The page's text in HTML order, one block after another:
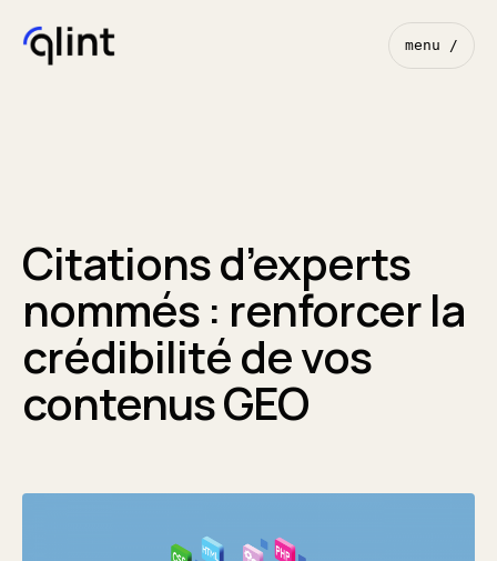
menu /
Citations d’experts
nommés : renforcer la
crédibilité de vos
contenus GEO